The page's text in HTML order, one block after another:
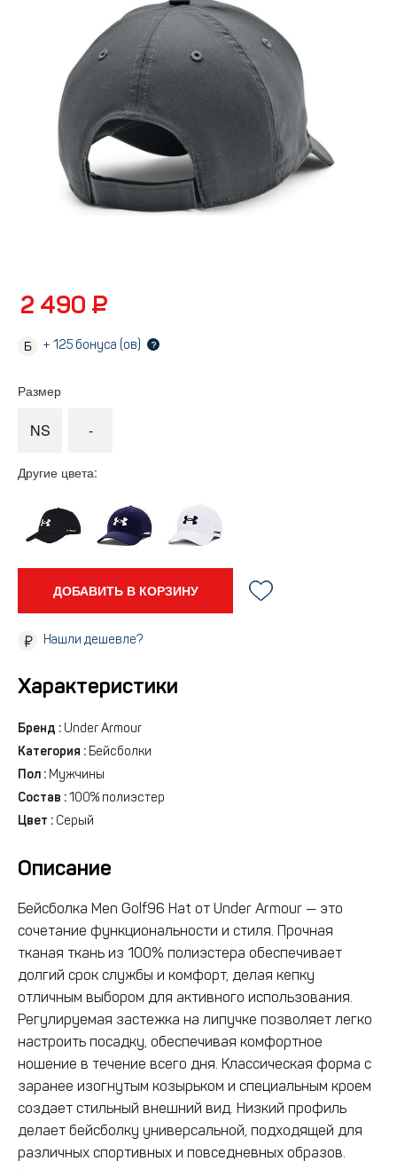
2 490 ₽
+ 125 бонуса (ов) ?
Размер
NS -
Другие цвета:
ДОБАВИТЬ В КОРЗИНУ
Нашли дешевле?
Характеристики
Бренд : Under Armour
Категория : Бейсболки
Пол : Мужчины
Состав : 100% полиэстер
Цвет : Серый
Описание
Бейсболка Men Golf96 Hat от Under Armour — это
сочетание функциональности и стиля. Прочная
тканая ткань из 100% полиэстера обеспечивает
долгий срок службы и комфорт, делая кепку
отличным выбором для активного использования.
Регулируемая застежка на липучке позволяет легко
настроить посадку, обеспечивая комфортное
ношение в течение всего дня. Классическая форма с
заранее изогнутым козырьком и специальным кроем
создает стильный внешний вид. Низкий профиль
делает бейсболку универсальной, подходящей для
различных спортивных и повседневных образов.